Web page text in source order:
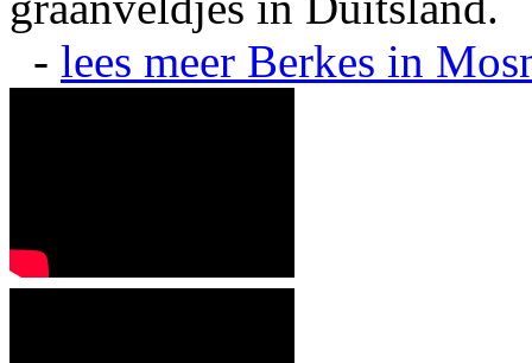
- lees meer Berkes in